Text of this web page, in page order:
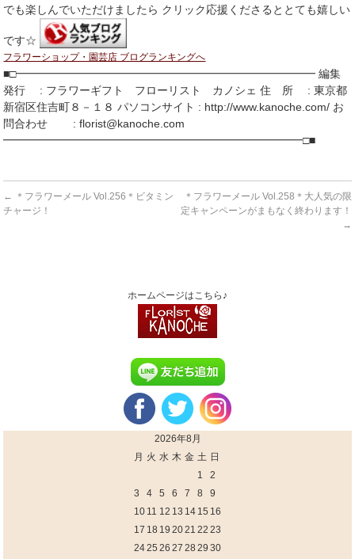
でも楽しんでいただけましたら クリック応援くださるととても嬉しい
です☆
フラワーショップ・園芸店 ブログランキングへ
■□━━━━━━━━━━━━━━━━━━━━━━━━━━━ 編集
発行 : フラワーギフト フローリスト カノシェ 住 所 : 東京都
新宿区住吉町８－１８ パソコンサイト : http://www.kanoche.com/ お
問合わせ : florist@kanoche.com
━━━━━━━━━━━━━━━━━━━━━━━━━━━□■
← ＊フラワーメール Vol.256＊ビタミン
チャージ！
＊フラワーメール Vol.258＊大人気の限
定キャンペーンがまもなく終わります！
→
ホームページはこちら♪
2026年8月
月 火 水 木 金 土 日
1
2
3
4 5 6 7 8
9
10 11 12 13 14 15 16
17 18 19 2021 22 23
2425 26 27 28 29 30